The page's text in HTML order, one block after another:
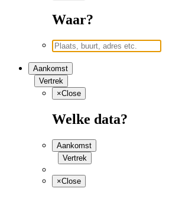
Waar?
Aankomst
Vertrek
×Close
Welke data?
Aankomst
Vertrek
×Close